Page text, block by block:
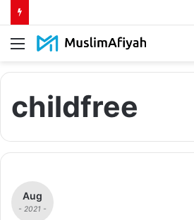
Menu
childfree
Aug
- 2021 -